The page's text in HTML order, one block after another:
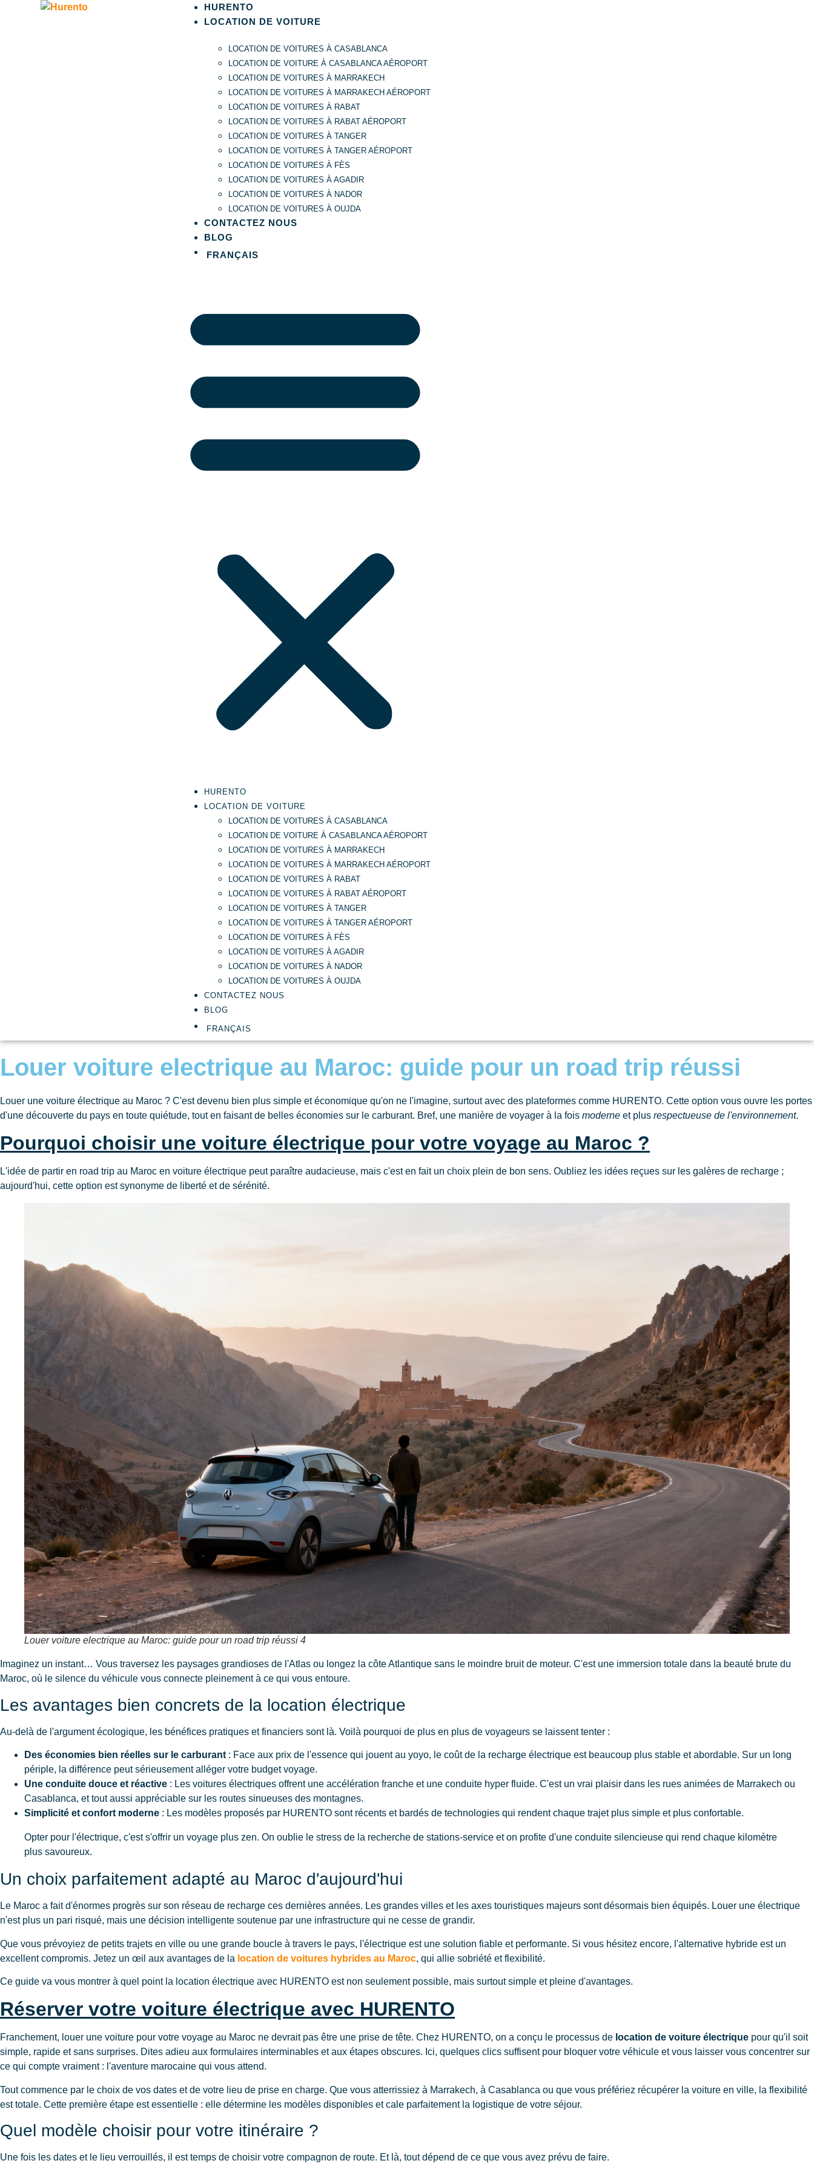
HURENTO
LOCATION DE VOITURE
LOCATION DE VOITURES À CASABLANCA
LOCATION DE VOITURE À CASABLANCA AÉROPORT
LOCATION DE VOITURES À MARRAKECH
LOCATION DE VOITURES À MARRAKECH AÉROPORT
LOCATION DE VOITURES À RABAT
LOCATION DE VOITURES À RABAT AÉROPORT
LOCATION DE VOITURES À TANGER
LOCATION DE VOITURES À TANGER AÉROPORT
LOCATION DE VOITURES À FÈS
LOCATION DE VOITURES À AGADIR
LOCATION DE VOITURES À NADOR
LOCATION DE VOITURES À OUJDA
CONTACTEZ NOUS
BLOG
FRANÇAIS
HURENTO
LOCATION DE VOITURE
LOCATION DE VOITURES À CASABLANCA
LOCATION DE VOITURE À CASABLANCA AÉROPORT
LOCATION DE VOITURES À MARRAKECH
LOCATION DE VOITURES À MARRAKECH AÉROPORT
LOCATION DE VOITURES À RABAT
LOCATION DE VOITURES À RABAT AÉROPORT
LOCATION DE VOITURES À TANGER
LOCATION DE VOITURES À TANGER AÉROPORT
LOCATION DE VOITURES À FÈS
LOCATION DE VOITURES À AGADIR
LOCATION DE VOITURES À NADOR
LOCATION DE VOITURES À OUJDA
CONTACTEZ NOUS
BLOG
FRANÇAIS
Louer voiture electrique au Maroc: guide pour un road trip réussi
Louer une voiture électrique au Maroc ? C'est devenu bien plus simple et économique qu'on ne l'imagine, surtout avec des plateformes comme HURENTO. Cette option vous ouvre les portes
d'une découverte du pays en toute quiétude, tout en faisant de belles économies sur le carburant. Bref, une manière de voyager à la fois moderne et plus respectueuse de l'environnement.
Pourquoi choisir une voiture électrique pour votre voyage au Maroc ?
L'idée de partir en road trip au Maroc en voiture électrique peut paraître audacieuse, mais c'est en fait un choix plein de bon sens. Oubliez les idées reçues sur les galères de recharge ;
aujourd'hui, cette option est synonyme de liberté et de sérénité.
Louer voiture electrique au Maroc: guide pour un road trip réussi 4
Imaginez un instant… Vous traversez les paysages grandioses de l'Atlas ou longez la côte Atlantique sans le moindre bruit de moteur. C'est une immersion totale dans la beauté brute du
Maroc, où le silence du véhicule vous connecte pleinement à ce qui vous entoure.
Les avantages bien concrets de la location électrique
Au-delà de l'argument écologique, les bénéfices pratiques et financiers sont là. Voilà pourquoi de plus en plus de voyageurs se laissent tenter :
Des économies bien réelles sur le carburant : Face aux prix de l'essence qui jouent au yoyo, le coût de la recharge électrique est beaucoup plus stable et abordable. Sur un long
périple, la différence peut sérieusement alléger votre budget voyage.
Une conduite douce et réactive : Les voitures électriques offrent une accélération franche et une conduite hyper fluide. C'est un vrai plaisir dans les rues animées de Marrakech ou
Casablanca, et tout aussi appréciable sur les routes sinueuses des montagnes.
Simplicité et confort moderne : Les modèles proposés par HURENTO sont récents et bardés de technologies qui rendent chaque trajet plus simple et plus confortable.
Opter pour l'électrique, c'est s'offrir un voyage plus zen. On oublie le stress de la recherche de stations-service et on profite d'une conduite silencieuse qui rend chaque kilomètre
plus savoureux.
Un choix parfaitement adapté au Maroc d'aujourd'hui
Le Maroc a fait d'énormes progrès sur son réseau de recharge ces dernières années. Les grandes villes et les axes touristiques majeurs sont désormais bien équipés. Louer une électrique
n'est plus un pari risqué, mais une décision intelligente soutenue par une infrastructure qui ne cesse de grandir.
Que vous prévoyiez de petits trajets en ville ou une grande boucle à travers le pays, l'électrique est une solution fiable et performante. Si vous hésitez encore, l'alternative hybride est un
excellent compromis. Jetez un œil aux avantages de la location de voitures hybrides au Maroc, qui allie sobriété et flexibilité.
Ce guide va vous montrer à quel point la location électrique avec HURENTO est non seulement possible, mais surtout simple et pleine d'avantages.
Réserver votre voiture électrique avec HURENTO
Franchement, louer une voiture pour votre voyage au Maroc ne devrait pas être une prise de tête. Chez HURENTO, on a conçu le processus de location de voiture électrique pour qu'il soit
simple, rapide et sans surprises. Dites adieu aux formulaires interminables et aux étapes obscures. Ici, quelques clics suffisent pour bloquer votre véhicule et vous laisser vous concentrer sur
ce qui compte vraiment : l'aventure marocaine qui vous attend.
Tout commence par le choix de vos dates et de votre lieu de prise en charge. Que vous atterrissiez à Marrakech, à Casablanca ou que vous préfériez récupérer la voiture en ville, la flexibilité
est totale. Cette première étape est essentielle : elle détermine les modèles disponibles et cale parfaitement la logistique de votre séjour.
Quel modèle choisir pour votre itinéraire ?
Une fois les dates et le lieu verrouillés, il est temps de choisir votre compagnon de route. Et là, tout dépend de ce que vous avez prévu de faire.